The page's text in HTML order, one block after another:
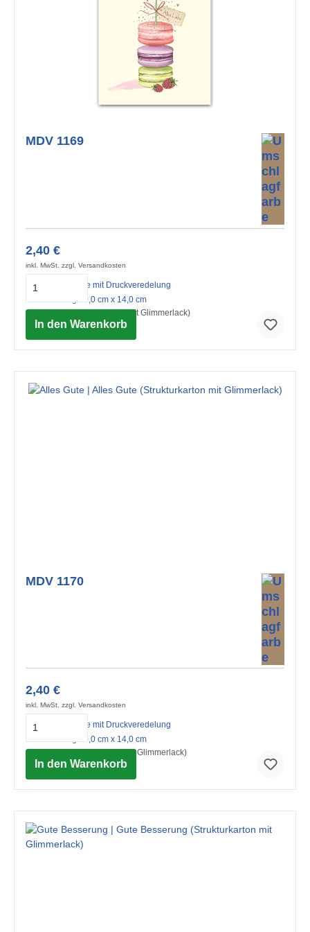
MDV 1169
2,40 €
inkl. MwSt. zzgl. Versandkosten
Midi-Doppelkarte mit Druckveredelung
mit Umschlag 10,0 cm x 14,0 cm
Alles Liebe (Strukturkarton mit Glimmerlack)
© Advocate Art / Nicola Evans
In den Warenkorb
MDV 1170
2,40 €
inkl. MwSt. zzgl. Versandkosten
Midi-Doppelkarte mit Druckveredelung
mit Umschlag 10,0 cm x 14,0 cm
Alles Gute (Strukturkarton mit Glimmerlack)
© Advocate Art / Lucy Hook
In den Warenkorb